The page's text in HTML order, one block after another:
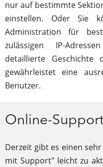
nur auf bestimmte
einstellen. Oder Sie
Administration für
zulässigen IP-
detaillierte Geschichte
gewährleistet eine
Benutzer.
Online-
Derzeit gibt es einen
mit Support" leicht zu